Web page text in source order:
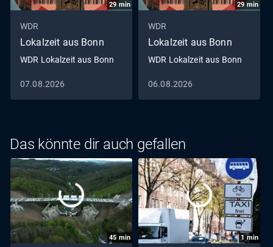
29min
WDR
Lokalzeit aus Bonn
WDR Lokalzeit aus Bonn
07.08.2026
29min
WDR
Lokalzeit aus Bonn
WDR Lokalzeit aus Bonn
06.08.2026
Das könnte dir auch gefallen
45 min 1min